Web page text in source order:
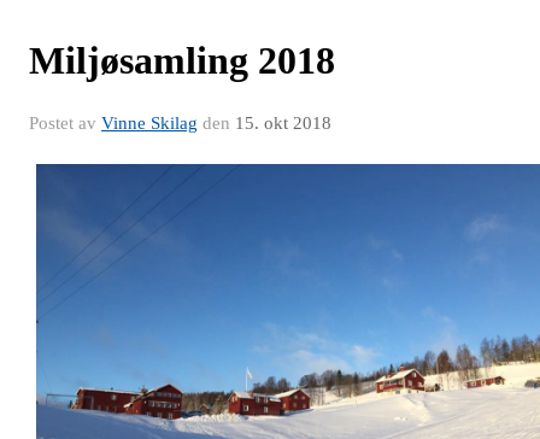
Miljøsamling 2018
Postet av Vinne Skilag den 15. okt 2018